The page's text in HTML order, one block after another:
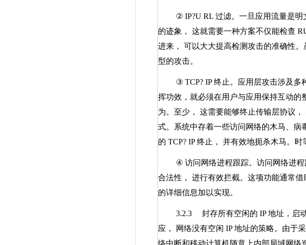
② IP?U RL 过滤。一旦应用流量是明
的迹象， 这就需要一种方案不仅能检查
进来， 可以大大提高检测攻击的准确性。
型的攻击。
③ TCP? IP终止。应用层攻击涉及多
挥功效，就必须在用户与应用保持互动
为。至少， 这需要能够终止传输层协议
式。系统中存着一些访问网络的木马、病
的 TCP? IP终止， 并有效地扼杀木马。时
④ 访问网络进程跟踪。访问网络进
合法性， 进行有效拦截。这项功能通常借
的详细信息加以实现。
3.2.3 封存所有空闲的 IP地址，启
应， 网络没有空闲 IP地址的策略。由于
络中断和移动计算机随意上内部局域网络